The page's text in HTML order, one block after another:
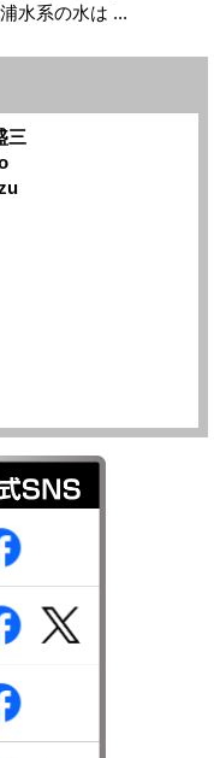
水系の水は ...
三